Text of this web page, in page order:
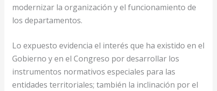
modernizar la organización y el funcionamiento de
los departamentos.
Lo expuesto evidencia el interés que ha existido en el
Gobierno y en el Congreso por desarrollar los
instrumentos normativos especiales para las
entidades territoriales; también la inclinación por el